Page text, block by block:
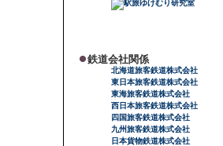
鉄道会社関係
北海道旅客鉄道株式会社
東日本旅客鉄道株式会社
東海旅客鉄道株式会社
西日本旅客鉄道株式会社
四国旅客鉄道株式会社
九州旅客鉄道株式会社
日本貨物鉄道株式会社